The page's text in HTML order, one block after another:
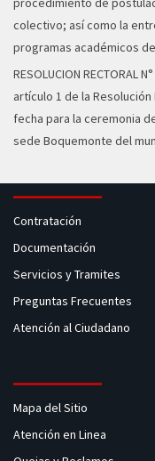
colectivo; así como la
programas académicos
RESOLUCION RECTORAL
artículo 1 de la Resolución
fecha para la ceremonia
sede Boquemonte del
Contratación
Documentación
Servicios y Tramites
Preguntas Frecuentes
Atención al Ciudadano
Mapa del Sitio
Atención en Linea